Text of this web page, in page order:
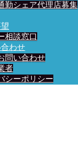
勤シェア代理店募集
相談窓口
わせ
問い合わせ
者
シーポリシー